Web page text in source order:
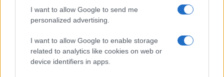
I want to allow Google to send me
personalized advertising.
I want to allow Google to enable storage
related to analytics like cookies on web or
device identifiers in apps.
per chi supera il limite. Dal 30 marzo